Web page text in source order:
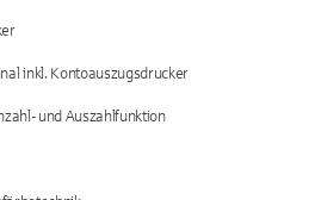
inkl. Kontoauszugsdrucker
und Auszahlfunktion